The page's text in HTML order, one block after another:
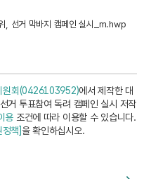
, 선거 막바지 캠페인 실시_m.hwp
원회(0426103952)에서 제작한 대
거 투표참여 독려 캠페인 실시 저작
용 조건에 따라 이용할 수 있습니다.
정책]을 확인하십시오.